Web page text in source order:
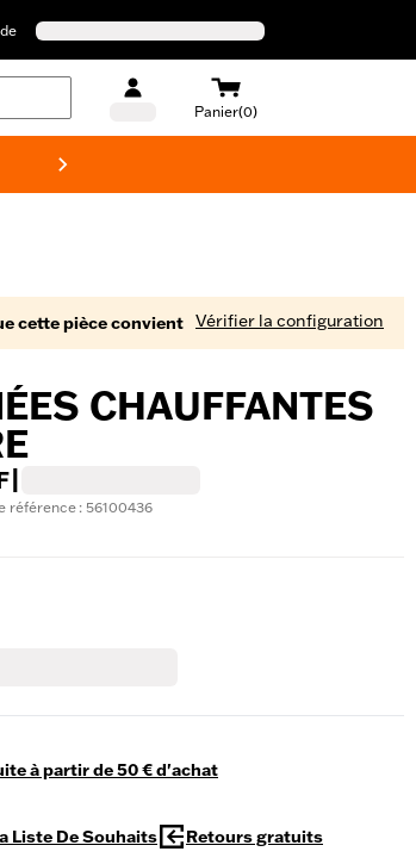
Panier(0)
cette pièce convient Vérifier la configuration
CHAUFFANTES
référence : 56100436
à partir de 50 € d'achat
Liste De Souhaits Retours gratuits